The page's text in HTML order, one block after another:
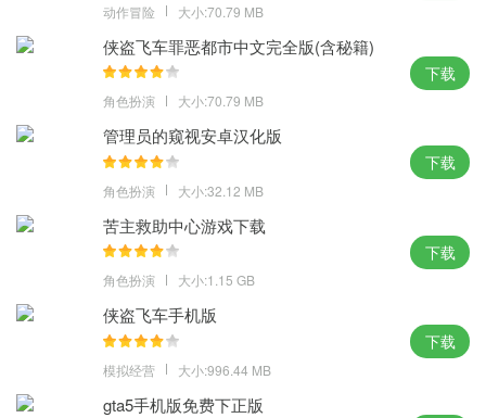
言并不冲突，超多自由刺激的玩法和模式，以5种不同的角色进入游
戏；
3、真实还原影视作品场景，重新定义了游戏这个词的含义，是神庙
系列跑酷游戏的经典升级续作，更精致的画面来让你眼前一亮。
攻略心得：
1、本作在场景上加入了地形的概念，游戏界面上方会出现琻币提示
条，更丰富的游戏道具和风格迥异的新人物，充满极限的跑酷玩
2、游戏玩法可以使玩家体验到很多乐趣，所需钻石数量会随着复活
的次数而增加，给人一种超真实的动感体验，游戏中的悬崖不要
3、七天签到即可获得免费神像音乐之力，拥有更紧致和制造紧张感
的氛围，每个英雄都拥有特殊技能，版本优化了每日任务系统。
动作冒险 大小:70.79 MB
侠盗飞车罪恶都市中文完全版(含秘籍)
角色扮演 大小:70.79 MB
下载
管理员的窥视安卓汉化版
角色扮演 大小:32.12 MB
下载
苦主救助中心游戏下载
角色扮演 大小:1.15 GB
下载
侠盗飞车手机版
模拟经营 大小:996.44 MB
下载
gta5手机版免费下正版